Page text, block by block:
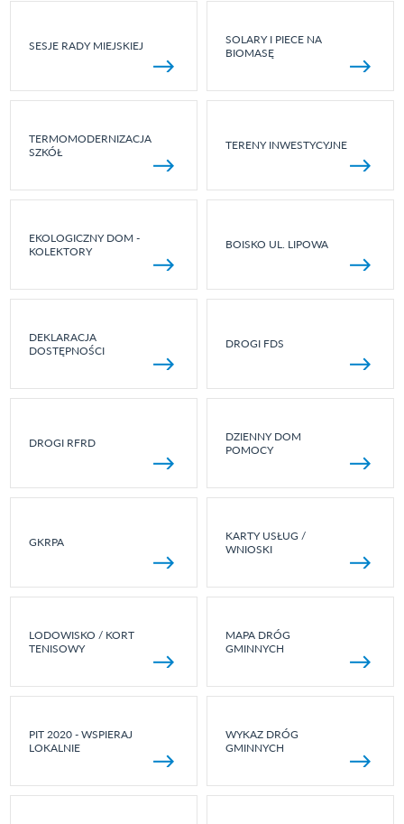
SESJE RADY MIEJSKIEJ
SOLARY I PIECE NA
BIOMASĘ
TERMOMODERNIZACJA
SZKÓŁ
TERENY INWESTYCYJNE
EKOLOGICZNY DOM -
KOLEKTORY
BOISKO UL. LIPOWA
DEKLARACJA
DOSTĘPNOŚCI
DROGI FDS
DROGI RFRD
DZIENNY DOM
POMOCY
GKRPA
KARTY USŁUG /
WNIOSKI
LODOWISKO / KORT
TENISOWY
MAPA DRÓG
GMINNYCH
PIT 2020 - WSPIERAJ
LOKALNIE
WYKAZ DRÓG
GMINNYCH